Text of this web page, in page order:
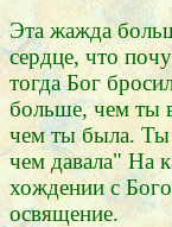
Эта жажда
сердце, что
тогда Бог
больше, чем ты
чем ты была. Ты
чем давала" На
хождении с
освящение.